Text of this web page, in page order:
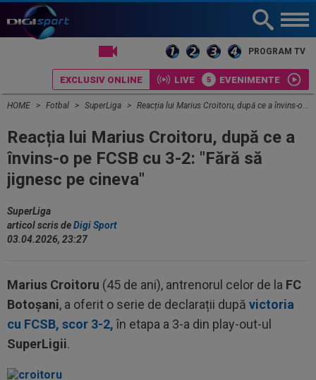
PROGRAM TV
EXCLUSIV ONLINE LIVE EVENIMENTE
HOME Fotbal SuperLiga Reacția lui Marius Croitoru, după ce a învins-o pe FCSB cu 3-2: "Fără să jignesc pe cineva"
Reacția lui Marius Croitoru, după ce a
învins-o pe FCSB cu 3-2: "Fără să
jignesc pe cineva"
SuperLiga
articol scris deDigi Sport
03.04.2026, 23:27
Marius Croitoru (45 de ani), antrenorul celor de la FC
Botoșani, a oferit o serie de declarații după victoria
cu FCSB, scor 3-2,în etapa a 3-a din play-out-ul
SuperLigii.